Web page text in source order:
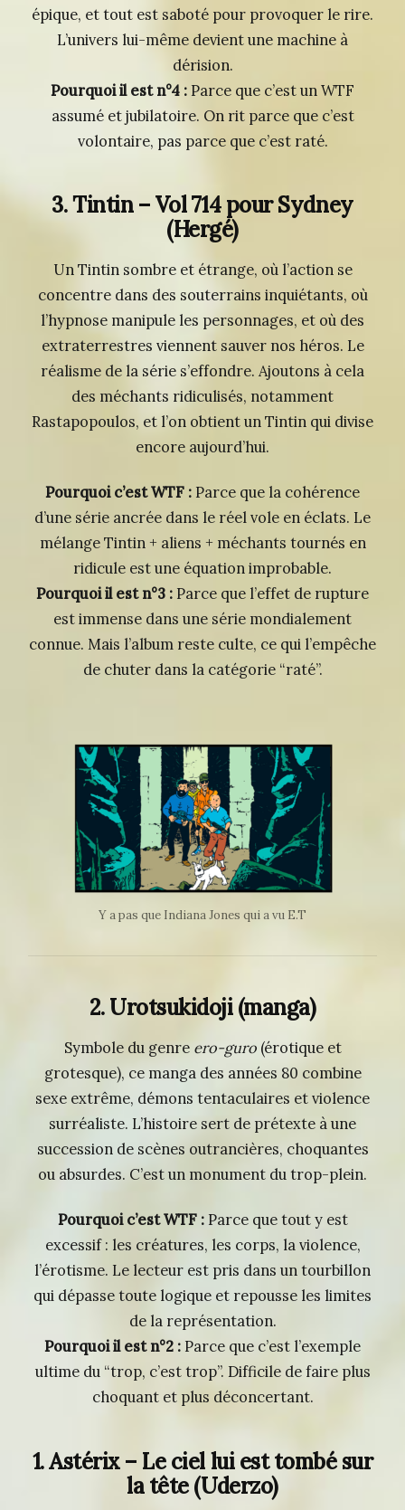
épique, et tout est saboté pour provoquer le rire.
L’univers lui-même devient une machine à
dérision.
Pourquoi il est n°4 : Parce que c’est un WTF
assumé et jubilatoire. On rit parce que c’est
volontaire, pas parce que c’est raté.
3. Tintin – Vol 714 pour Sydney
(Hergé)
Un Tintin sombre et étrange, où l’action se
concentre dans des souterrains inquiétants, où
l’hypnose manipule les personnages, et où des
extraterrestres viennent sauver nos héros. Le
réalisme de la série s’effondre. Ajoutons à cela
des méchants ridiculisés, notamment
Rastapopoulos, et l’on obtient un Tintin qui divise
encore aujourd’hui.
Pourquoi c’est WTF : Parce que la cohérence
d’une série ancrée dans le réel vole en éclats. Le
mélange Tintin + aliens + méchants tournés en
ridicule est une équation improbable.
Pourquoi il est n°3 : Parce que l’effet de rupture
est immense dans une série mondialement
connue. Mais l’album reste culte, ce qui l’empêche
de chuter dans la catégorie “raté”.
Y a pas que Indiana Jones qui a vu E.T
2. Urotsukidoji (manga)
Symbole du genre ero-guro(érotique et
grotesque), ce manga des années 80 combine
sexe extrême, démons tentaculaires et violence
surréaliste. L’histoire sert de prétexte à une
succession de scènes outrancières, choquantes
ou absurdes. C’est un monument du trop-plein.
Pourquoi c’est WTF :Parce que tout y est
excessif : les créatures, les corps, la violence,
l’érotisme. Le lecteur est pris dans un tourbillon
qui dépasse toute logique et repousse les limites
de la représentation.
Pourquoi il est n°2 : Parce que c’est l’exemple
ultime du “trop, c’est trop”. Difficile de faire plus
choquant et plus déconcertant.
1. Astérix – Le ciel lui est tombé sur
la tête(Uderzo)